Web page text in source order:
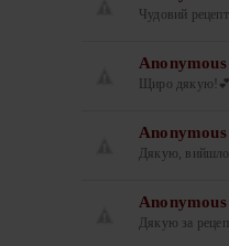
Чудовий
Anonymous
Щиро дякую!💕
Anonymous
Дякую,
Anonymous
Дякую за